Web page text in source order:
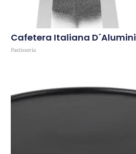
Cafetera Italiana D´alumini
Pastisseria